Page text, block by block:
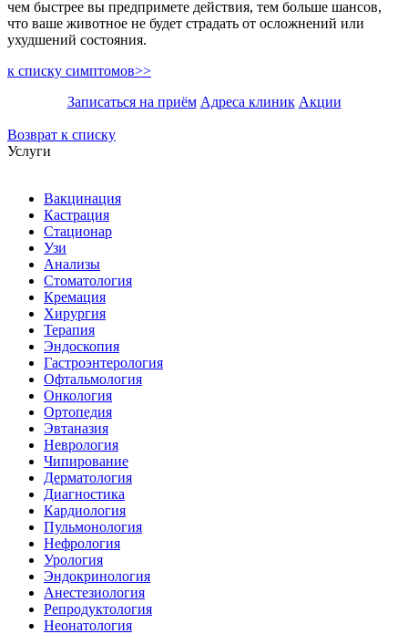
чем быстрее вы предпримете действия, тем больше шансов,
что ваше животное не будет страдать от осложнений или
ухудшений состояния.
к списку симптомов>>
Записаться на приём Адреса клиник Акции
Возврат к списку
Услуги
Вакцинация
Кастрация
Стационар
Узи
Анализы
Стоматология
Кремация
Хирургия
Терапия
Эндоскопия
Гастроэнтерология
Офтальмология
Онкология
Ортопедия
Эвтаназия
Неврология
Чипирование
Дерматология
Диагностика
Кардиология
Пульмонология
Нефрология
Урология
Эндокринология
Анестезиология
Репродуктология
Неонатология